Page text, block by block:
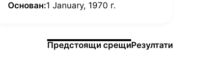
Основан:1 January, 1970 г.
Информация за мачаПредстоящи срещиРезултати